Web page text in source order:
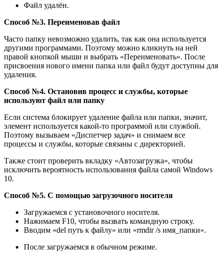
Файл удалён.
Способ №3. Переименовав файл
Часто папку невозможно удалить, так как она используется
другими программами. Поэтому можно кликнуть на ней
правой кнопкой мыши и выбрать «Переименовать». После
присвоения нового имени папка или файл будут доступны для
удаления.
Способ №4. Остановив процесс и службы, которые
используют файл или папку
Если система блокирует удаление файла или папки, значит,
элемент используется какой-то программой или службой.
Поэтому вызываем «Диспетчер задач» и снимаем все
процессы и службы, которые связаны с директорией.
Также стоит проверить вкладку «Автозагрузка», чтобы
исключить вероятность использования файла самой Windows
10.
Способ №5. С помощью загрузочного носителя
Загружаемся с установочного носителя.
Нажимаем F10, чтобы вызвать командную строку.
Вводим «del путь к файлу» или «rmdir /s имя_папки».
После загружаемся в обычном режиме.